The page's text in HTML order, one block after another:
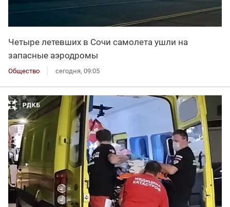
Четыре летевших в Сочи самолета ушли на
запасные аэродромы
Общество сегодня, 09:05